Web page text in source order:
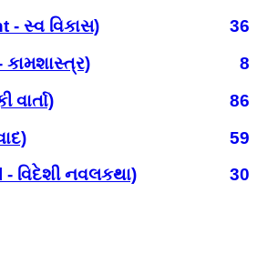
- સ્વ વિકાસ)
36
8
86
59
વિદેશી નવલકથા)
30